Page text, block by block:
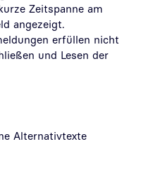
Zeitspanne am
angezeigt.
erfüllen nicht
und Lesen der
Alternativtexte